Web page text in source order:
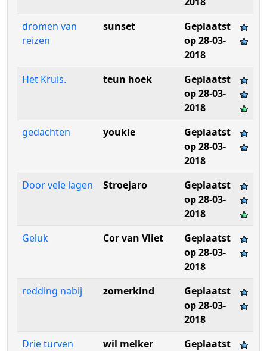
dromen van
reizen
sunset
Geplaatst
op 28-03-
2018
Het Kruis.
teun hoek
Geplaatst
op 28-03-
2018
gedachten
youkie
Geplaatst
op 28-03-
2018
Door vele lagen
Stroejaro
Geplaatst
op 28-03-
2018
Geluk
Cor van Vliet
Geplaatst
op 28-03-
2018
redding nabij
zomerkind
Geplaatst
op 28-03-
2018
Drie turven
wil melker
Geplaatst